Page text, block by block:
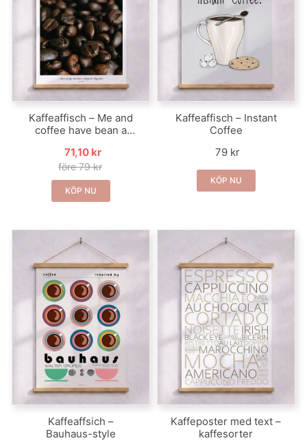
Kaffeaffisch – Me and
coffee have bean a
71,10 kr
före 79 kr
KÖP NU
Kaffeaffisch – Instant
Coffee
79 kr
KÖP NU
Kaffeaffsich –
Bauhaus-style
Kaffeposter med text –
kaffesorter